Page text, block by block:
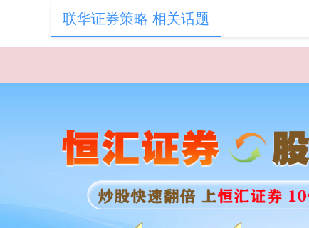
联华证券策略 相关话题